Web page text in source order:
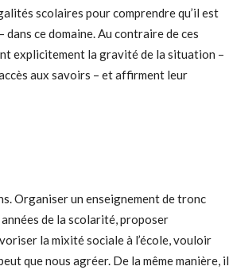
scolaires pour comprendre qu’il est
ce domaine. Au contraire de ces
explicitement la gravité de la situation –
aux savoirs – et affirment leur
Organiser un enseignement de tronc
de la scolarité, proposer
la mixité sociale à l’école, vouloir
que nous agréer. De la même manière, il